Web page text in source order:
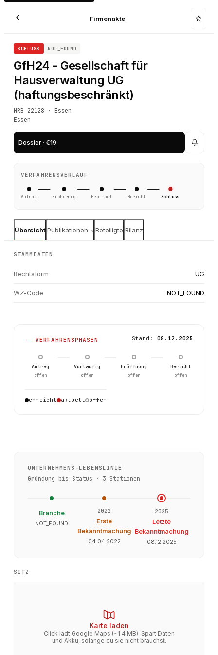
‹ Firmenakte
SCHLUSS NOT_FOUND
GfH24 - Gesellschaft für
Hausverwaltung UG
(haftungsbeschränkt)
HRB 22128 · Essen
Essen
Dossier · €19
VERFAHRENSVERLAUF
Antrag Sicherung Eröffnet Bericht Schluss
Übersicht Publikationen 5 Beteiligte Bilanz
STAMMDATEN
Rechtsform UG
WZ-Code NOT_FOUND
VERFAHRENSPHASEN Stand: 08.12.2025
Antrag
offen
Vorläufig
offen
Eröffnung
offen
Bericht
offen
erreicht aktuell offen
UNTERNEHMENS-LEBENSLINIE
Gründung bis Status · 3 Stationen
Branche
NOT_FOUND
2022
Erste
Bekanntmachung
04.04.2022
2025
Letzte
Bekanntmachung
08.12.2025
SITZ
Karte laden
Click lädt Google Maps (~1.4 MB). Spart Daten
und Akku, solange du sie nicht brauchst.